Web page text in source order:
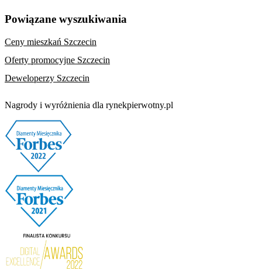
Powiązane wyszukiwania
Ceny mieszkań Szczecin
Oferty promocyjne Szczecin
Deweloperzy Szczecin
Nagrody i wyróżnienia dla rynekpierwotny.pl